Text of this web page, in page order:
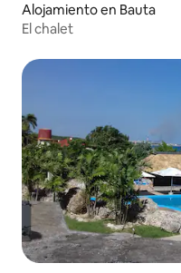
Alojamiento en Bauta
El chalet